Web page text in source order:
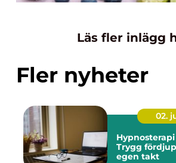
Läs fler inlägg
Fler nyheter
02.
Trygg
egen takt